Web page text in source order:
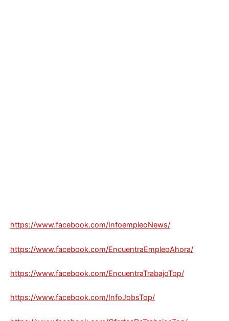
https://www.facebook.com/InfoempleoNews/
https://www.facebook.com/EncuentraEmpleoAhora/
https://www.facebook.com/EncuentraTrabajoTop/
https://www.facebook.com/InfoJobsTop/